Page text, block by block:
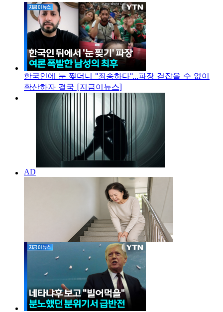
한국인에 눈 찢더니 "죄송하다"...파장 걷잡을 수 없이
확산하자 결국 [지금이뉴스]